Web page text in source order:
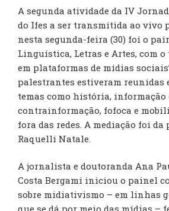
A segunda atividade da IV
do Ifes a ser transmitida ao vivo
nesta segunda-feira (30) foi o
Linguística, Letras e Artes, com
em plataformas de mídias
palestrantes estiveram reunidas
temas como história, informação
contrainformação, fofoca e
fora das redes. A mediação foi da
Raquelli Natale.
A jornalista e doutoranda Ana
Costa Bergami iniciou o painel
sobre midiativismo – em linhas